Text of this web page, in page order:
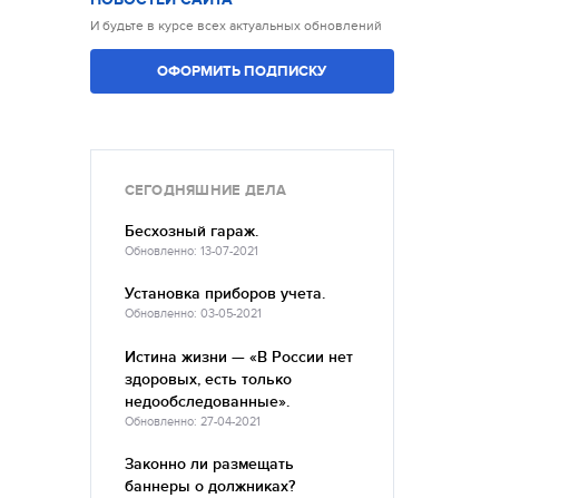
И будьте в курсе всех актуальных обновлений
ОФОРМИТЬ ПОДПИСКУ
СЕГОДНЯШНИЕ ДЕЛА
Бесхозный гараж.
Обновленно: 13-07-2021
Установка приборов учета.
Обновленно: 03-05-2021
Истина жизни — «В России нет
здоровых, есть только
недообследованные».
Обновленно: 27-04-2021
Законно ли размещать
баннеры о должниках?